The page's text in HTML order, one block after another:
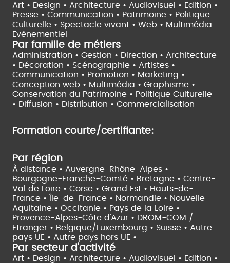
Art • Design • Architecture • Audiovisuel • Edition •
Presse • Communication • Patrimoine • Politique
Culturelle • Spectacle vivant • Web • Multimédia
Evènementiel
Par famille de métiers
Administration • Gestion • Direction • Architecture
• Décoration • Scénographie • Artistes •
Communication • Promotion • Marketing •
Conception web • Multimédia • Graphisme •
Conservation du Patrimoine • Politique Culturelle
• Diffusion • Distribution • Commercialisation
Formation courte/certifiante:
Par région
À distance • Auvergne-Rhône-Alpes •
Bourgogne-Franche-Comté • Bretagne • Centre-
Val de Loire • Corse • Grand Est • Hauts-de-
France •
Île-de-France • Normandie • Nouvelle-
Aquitaine • Occitanie • Pays de la Loire •
Provence-Alpes-Côte d'Azur • DROM-COM /
Etranger • Belgique/Luxembourg • Suisse • Autre
pays UE • Autre pays hors UE •
Par secteur d'activité
Art • Design • Architecture • Audiovisuel • Edition •